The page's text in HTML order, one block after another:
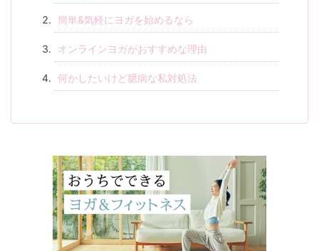
簡単&気軽にヨガを始めるなら
オンラインヨガがおすすめな理由
何かしたいけど臆病な私対処法